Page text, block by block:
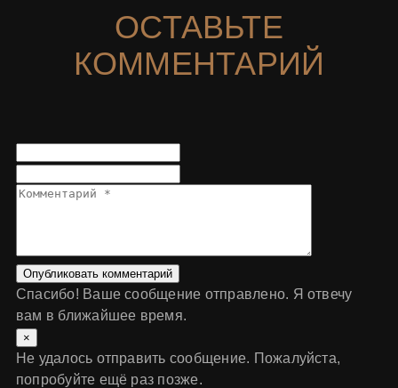
ОСТАВЬТЕ
КОММЕНТАРИЙ
Опубликовать комментарий
Спасибо! Ваше сообщение отправлено. Я отвечу
вам в ближайшее время.
×
Не удалось отправить сообщение. Пожалуйста,
попробуйте ещё раз позже.